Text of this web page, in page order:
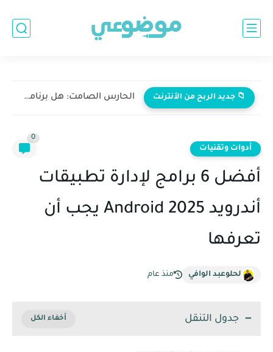
📁 جديد الربح من الأنترنت لماذا يرفضك أدسنس؟ القائمة السوداء والذهبية للمجالات — الدليل الكامل...
أدوات وتقنيات
0
أفضل 6 برامج لإدارة تطبيقات
أندرويد Android 2025 يجب أن
تعرفها
لحلوعبد الوافي منذ عام
جدول التنقل